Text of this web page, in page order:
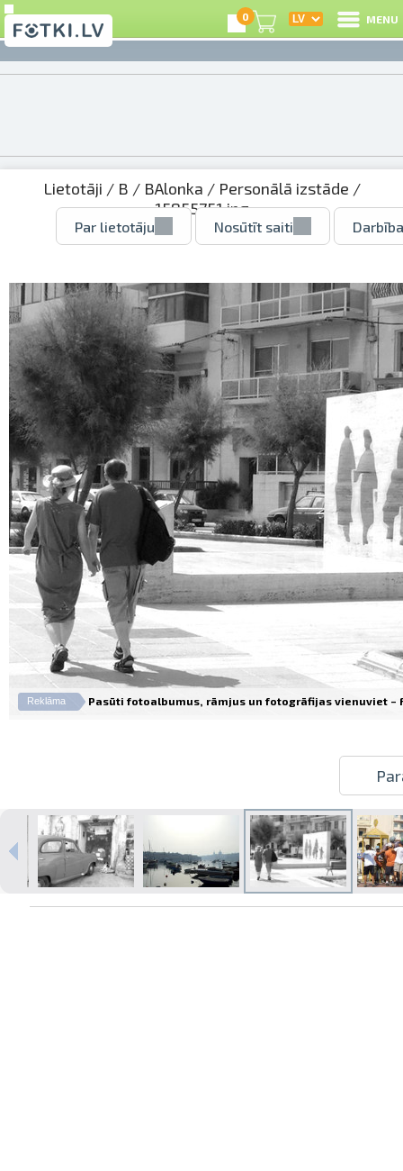
Izdrukas 1h laikā Rīgā – pasūtiet
tiešsaistē
Dažādi formāti un papīra veidi
0 MENU
Lietotāji / B / BAlonka / Personālā izstāde /
15855751.jpg
Par lietotāju Nosūtīt saiti
Reklāma Pasūti fotoalbumus, rāmjus un fotogrāfijas vienuviet –